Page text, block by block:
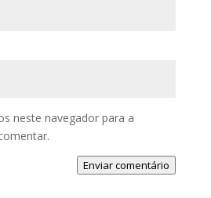
neste navegador para a
Enviar comentário